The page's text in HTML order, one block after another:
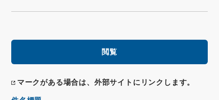
閲覧
マークがある場合は、外部サイトにリンクします。